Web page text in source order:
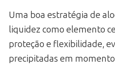
Uma boa estratégia de
liquidez como elemento
proteção e flexibilidade,
precipitadas em